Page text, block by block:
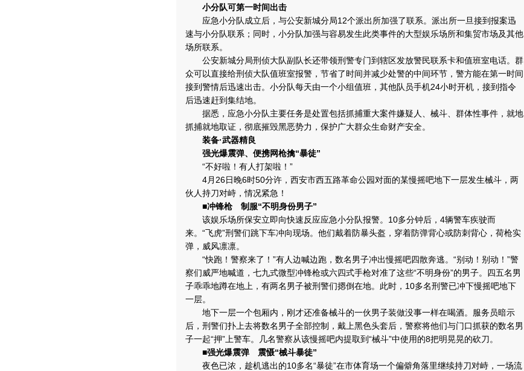
小分队可第一时间出击
应急小分队成立后，与公安新城分局12个派出所加强了联系。派出所一旦接到报案迅
速与小分队联系；同时，小分队加强与容易发生此类事件的大型娱乐场所和集贸市场及其他
场所联系。
公安新城分局刑侦大队副队长还带领刑警专门到辖区发放警民联系卡和值班室电话。群
众可以直接给刑侦大队值班室报警，节省了时间并减少处警的中间环节，警方能在第一时间
接到警情后迅速出击。小分队每天由一个小组值班，其他队员手机24小时开机，接到指令
后迅速赶到集结地。
据悉，应急小分队主要任务是处置包括抓捕重大案件嫌疑人、械斗、群体性事件，就地
抓捕就地取证，彻底摧毁黑恶势力，保护广大群众生命财产安全。
装备·武器精良
强光爆震弹、便携网枪擒“暴徒”
“不好啦！有人打架啦！”
4月26日晚6时50分许，西安市西五路革命公园对面的某慢摇吧地下一层发生械斗，两
伙人持刀对峙，情况紧急！
■冲锋枪 制服“不明身份男子”
该娱乐场所保安立即向快速反应应急小分队报警。10多分钟后，4辆警车疾驶而
来。“飞虎”刑警们跳下车冲向现场。他们戴着防暴头盔，穿着防弹背心或防刺背心，荷枪实
弹，威风凛凛。
“快跑！警察来了！”有人边喊边跑，数名男子冲出慢摇吧四散奔逃。“别动！别动！”警
察们威严地喊道，七九式微型冲锋枪或六四式手枪对准了这些“不明身份”的男子。四五名男
子乖乖地蹲在地上，有两名男子被刑警们摁倒在地。此时，10多名刑警已冲下慢摇吧地下
一层。
地下一层一个包厢内，刚才还准备械斗的一伙男子装做没事一样在喝酒。服务员暗示
后，刑警们扑上去将数名男子全部控制，戴上黑色头套后，警察将他们与门口抓获的数名男
子一起“押”上警车。几名警察从该慢摇吧内提取到“械斗”中使用的8把明晃晃的砍刀。
■强光爆震弹 震慑“械斗暴徒”
夜色已浓，趁机逃出的10多名“暴徒”在市体育场一个偏僻角落里继续持刀对峙，一场流